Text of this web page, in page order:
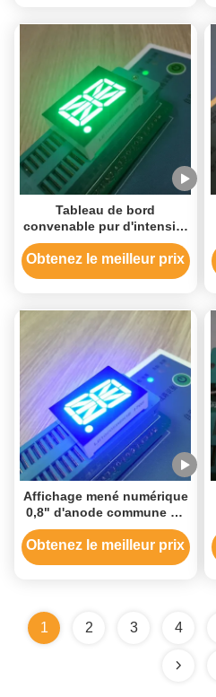
Tableau de bord
convenable pur d'intensité
lumineuse d'affichage
alphanumérique de
segment du vert 0,8" 16
Obtenez le meilleur prix
Affichage mené numérique
0,8" d'anode commune de
16 segments alpha longue
vie d'appareil ménager
Obtenez le meilleur prix
1 2 3 4